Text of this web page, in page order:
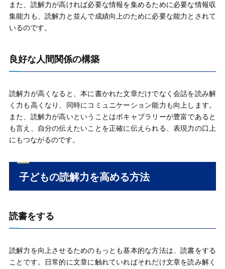
また、読解力が高ければ必要な情報を集めるために必要な情報収
集能力も、読解力と並んで成績向上のために必要な能力とされて
いるのです。
良好な人間関係の構築
読解力が高くなると、本に書かれた文章だけでなく会話を読み解
く力も高くなり、同時にコミュニケーション能力も向上します。
また、読解力が高いということはボキャブラリーが豊富であると
も言え、自分の伝えたいことを正確に伝えられる、表現力の口上
にもつながるのです。
子どもの読解力を高める方法
読書をする
読解力を向上させるためのもっとも基本的な方法は、読書をする
ことです。日常的に文章に触れていればそれだけ文章を読み解く